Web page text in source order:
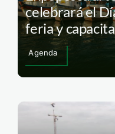
celebrará el
feria y
Agenda